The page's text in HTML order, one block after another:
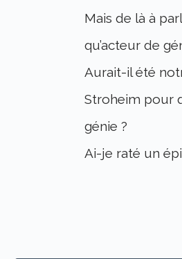
Mais de là à
qu’acteur de
Aurait-il été
Stroheim pour
génie ?
Ai-je raté un